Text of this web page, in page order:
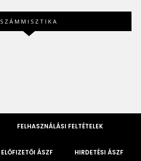
SZÁMMISZTIKA
FELHASZNÁLÁSI FELTÉTELEK
ELŐFIZETŐI ÁSZF HIRDETÉSI ÁSZF